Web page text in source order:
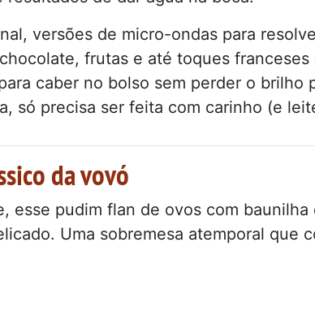
versões de micro-ondas para
frutas e até toques franceses
caber no bolso sem perder o brilho
só precisa ser feita com carinho (e
da vovó
esse pudim flan de ovos com
Uma sobremesa atemporal que